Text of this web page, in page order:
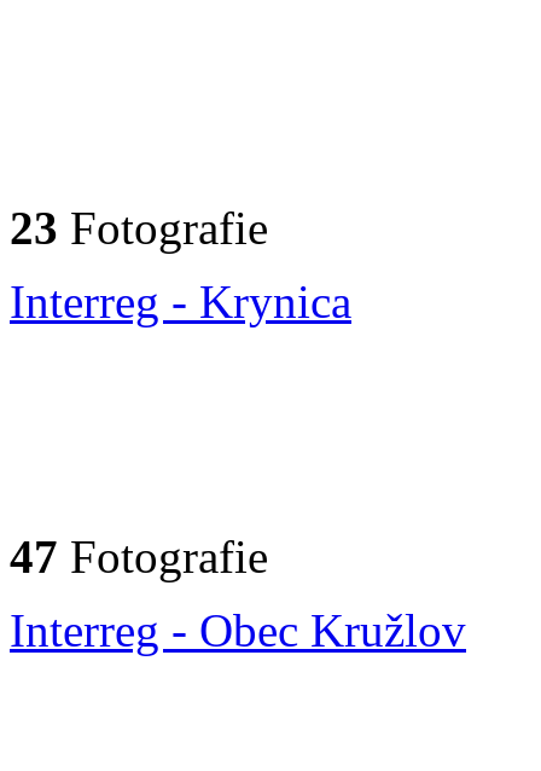
23 Fotografie
Interreg - Krynica
47 Fotografie
Interreg - Obec Kružlov